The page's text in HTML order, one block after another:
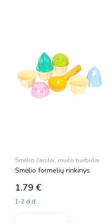
Smėlio žaislai, muilo burbulai
Smėlio formelių rinkinys
1.79 €
1-2 d.d.